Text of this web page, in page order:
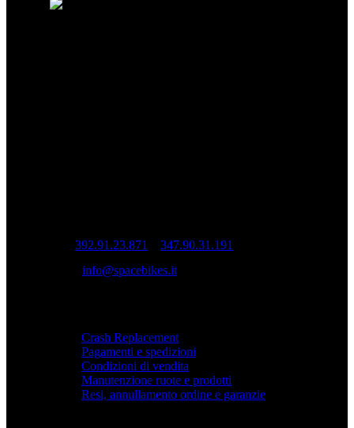
392.91.23.871
347.90.31.191
info@spacebikes.it
Crash Replacement
Pagamenti e spedizioni
Condizioni di vendita
Manutenzione ruote e prodotti
Resi, annullamento ordine e garanzie